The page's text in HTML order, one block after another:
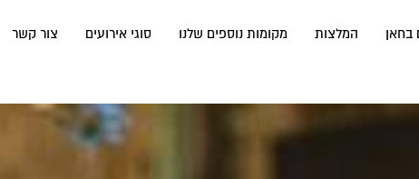
בחאן המלצות מקומות נוספים שלנו סוגי אירועים צור קשר